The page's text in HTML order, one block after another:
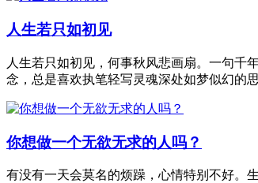
人生若只如初见
人生若只如初见，何事秋风悲画扇。一句千
念，总是喜欢执笔轻写灵魂深处如梦似幻的
你想做一个无欲无求的人吗？
有没有一天会莫名的烦躁，心情特别不好。